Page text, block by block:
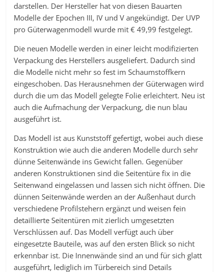
darstellen. Der Hersteller hat von diesen Bauarten
Modelle der Epochen III, IV und V angekündigt. Der UVP
pro Güterwagenmodell wurde mit € 49,99 festgelegt.
Die neuen Modelle werden in einer leicht modifizierten
Verpackung des Herstellers ausgeliefert. Dadurch sind
die Modelle nicht mehr so fest im Schaumstoffkern
eingeschoben. Das Herausnehmen der Güterwagen wird
durch die um das Modell gelegte Folie erleichtert. Neu ist
auch die Aufmachung der Verpackung, die nun blau
ausgeführt ist.
Das Modell ist aus Kunststoff gefertigt, wobei auch diese
Konstruktion wie auch die anderen Modelle durch sehr
dünne Seitenwände ins Gewicht fallen. Gegenüber
anderen Konstruktionen sind die Seitentüre fix in die
Seitenwand eingelassen und lassen sich nicht öffnen. Die
dünnen Seitenwände werden an der Außenhaut durch
verschiedene Profilstehern ergänzt und weisen fein
detaillierte Seitentüren mit zierlich umgesetzten
Verschlüssen auf. Das Modell verfügt auch über
eingesetzte Bauteile, was auf den ersten Blick so nicht
erkennbar ist. Die Innenwände sind an und für sich glatt
ausgeführt, lediglich im Türbereich sind Details